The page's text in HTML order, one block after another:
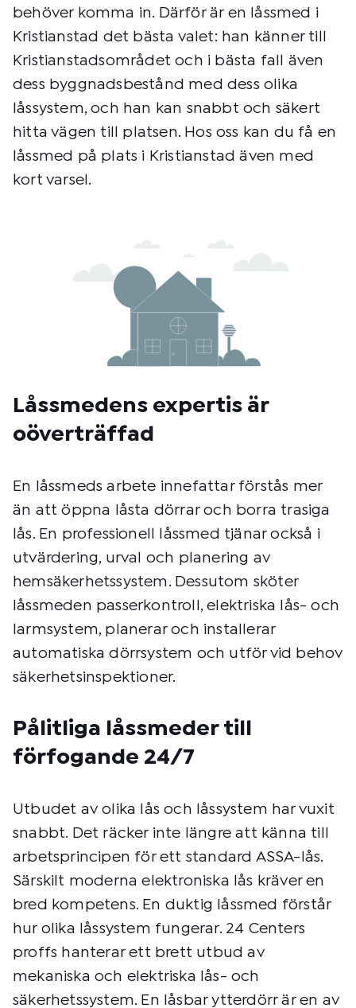
behöver komma in. Därför är en låssmed i
Kristianstad det bästa valet: han känner till
Kristianstadsområdet och i bästa fall även
dess byggnadsbestånd med dess olika
låssystem, och han kan snabbt och säkert
hitta vägen till platsen. Hos oss kan du få en
låssmed på plats i Kristianstad även med
kort varsel.
Låssmedens expertis är
oöverträffad
En låssmeds arbete innefattar förstås mer
än att öppna låsta dörrar och borra trasiga
lås. En professionell låssmed tjänar också i
utvärdering, urval och planering av
hemsäkerhetssystem. Dessutom sköter
låssmeden passerkontroll, elektriska lås- och
larmsystem, planerar och installerar
automatiska dörrsystem och utför vid behov
säkerhetsinspektioner.
Pålitliga låssmeder till
förfogande 24/7
Utbudet av olika lås och låssystem har vuxit
snabbt. Det räcker inte längre att känna till
arbetsprincipen för ett standard ASSA-lås.
Särskilt moderna elektroniska lås kräver en
bred kompetens. En duktig låssmed förstår
hur olika låssystem fungerar. 24 Centers
proffs hanterar ett brett utbud av
mekaniska och elektriska lås- och
säkerhetssystem. En låsbar ytterdörr är en av